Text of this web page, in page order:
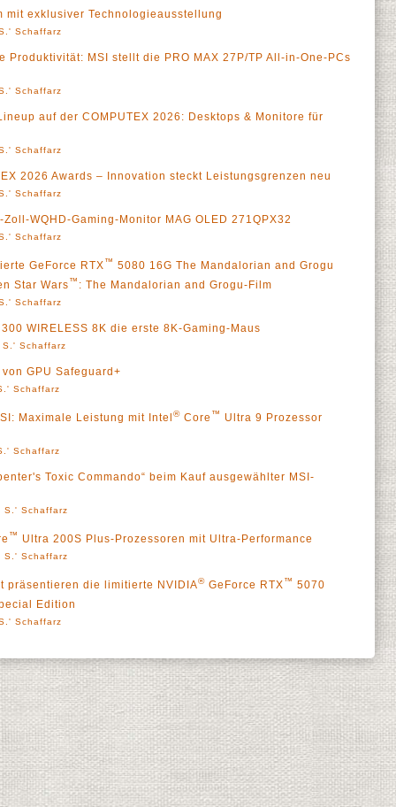
mit exklusiver Technologieausstellung
Schaffarz
Produktivität: MSI stellt die PRO MAX 27P/TP All-in-One-PCs
Schaffarz
auf der COMPUTEX 2026: Desktops & Monitore für
Schaffarz
2026 Awards – Innovation steckt Leistungsgrenzen neu
Schaffarz
WQHD-Gaming-Monitor MAG OLED 271QPX32
Schaffarz
GeForce RTX™ 5080 16G The Mandalorian and Grogu
Star Wars™ : The Mandalorian and Grogu-Film
Schaffarz
WIRELESS 8K die erste 8K-Gaming-Maus
S.' Schaffarz
GPU Safeguard+
Schaffarz
Maximale Leistung mit Intel ® Core ™ Ultra 9 Prozessor
Schaffarz
Toxic Commando“ beim Kauf ausgewählter MSI-
S.' Schaffarz
™ Ultra 200S Plus-Prozessoren mit Ultra-Performance
S.' Schaffarz
präsentieren die limitierte NVIDIA® GeForce RTX™ 5070
Edition
Schaffarz